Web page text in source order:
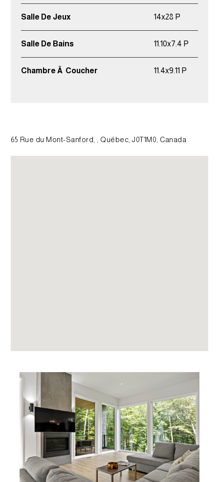
Salle De Jeux 14x28 P
Salle De Bains 11.10x7.4 P
Chambre Ã Coucher 11.4x9.11 P
65 Rue du Mont-Sanford, , Québec, J0T1M0, Canada